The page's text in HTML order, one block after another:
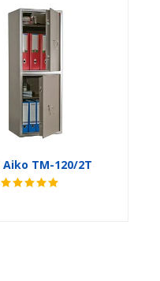
TM-120/2T